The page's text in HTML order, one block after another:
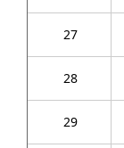
27
28
29